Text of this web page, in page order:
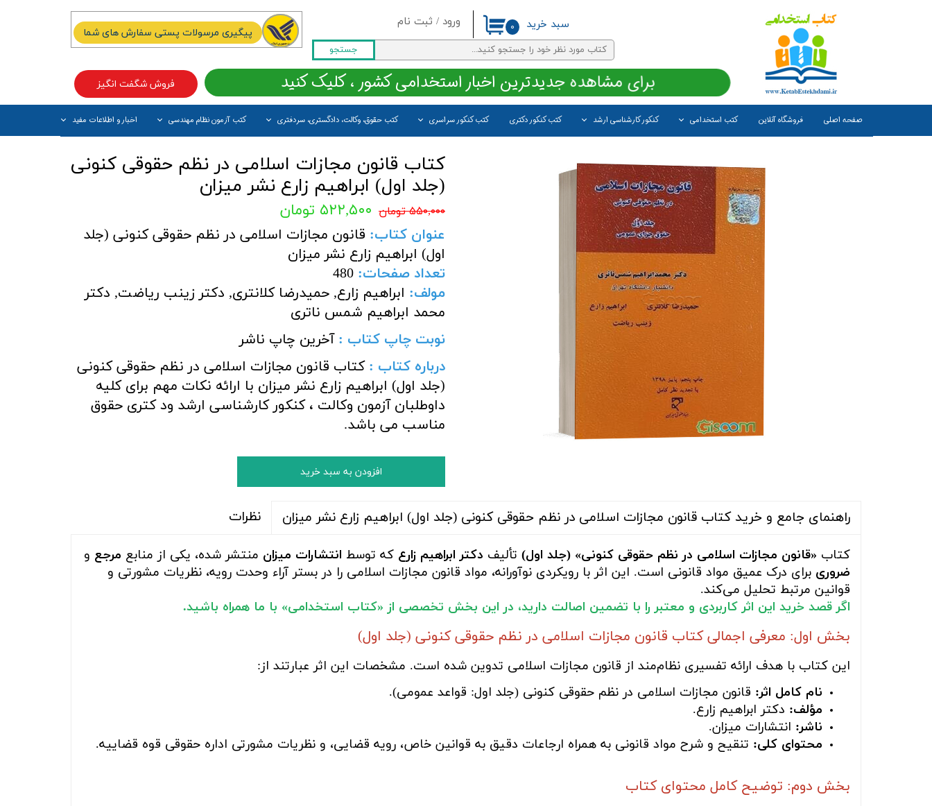
ورود / ثبت نام
حساب کاربری من
تغییر گذر واژه
سفارشات
خروج از حساب کاربری
جستجو
صفحه اصلی فروشگاه آنلاین کتب استخدامی کنکور کارشناسی ارشد کتب کنکور دکتری کتب کنکور سراسری کتب حقوق، وکالت، دادگستری، سردفتری کتب آزمون نظام مهندسی اخبار و اطلاعات مفید
۰ سبد خرید
فروش شگفت انگیز برای مشاهده جدیدترین اخبار استخدامی کشور ، کلیک کنید
پیگیری مرسولات پستی سفارش های شما
کتاب قانون مجازات اسلامی در نظم حقوقی کنونی
(جلد اول) ابراهیم زارع نشر میزان
۵۵۰,۰۰۰ تومان ۵۲۲,۵۰۰ تومان
عنوان کتاب: قانون مجازات اسلامی در نظم حقوقی کنونی (جلد
اول) ابراهیم زارع نشر میزان
تعداد صفحات:
480
مولف: ابراهیم زارع, حمیدرضا کلانتری, دکتر زینب ریاضت, دکتر
محمد ابراهیم شمس ناتری
نوبت چاپ کتاب :آخرین چاپ ناشر
درباره کتاب :کتاب قانون مجازات اسلامی در نظم حقوقی کنونی
(جلد اول) ابراهیم زارع نشر میزان با ارائه نکات مهم برای کلیه
داوطلبان آزمون وکالت ، کنکور کارشناسی ارشد ود کتری حقوق
مناسب می باشد.
افزودن به سبد خرید
راهنمای جامع و خرید کتاب قانون مجازات اسلامی در نظم حقوقی کنونی (جلد اول) ابراهیم زارع نشر میزان نظرات
کتاب «قانون مجازات اسلامی در نظم حقوقی کنونی» (جلد اول) تألیف دکتر ابراهیم زارع که توسط انتشارات میزان منتشر شده، یکی از منابع مرجع و
ضروری برای درک عمیق مواد قانونی است. این اثر با رویکردی نوآورانه، مواد قانون مجازات اسلامی را در بستر آراء وحدت رویه، نظریات مشورتی و
قوانین مرتبط تحلیل می‌کند.
اگر قصد خرید این اثر کاربردی و معتبر را با تضمین اصالت دارید، در این بخش تخصصی از «کتاب استخدامی» با ما همراه باشید.
بخش اول: معرفی اجمالی کتاب قانون مجازات اسلامی در نظم حقوقی کنونی (جلد اول)
این کتاب با هدف ارائه تفسیری نظام‌مند از قانون مجازات اسلامی تدوین شده است. مشخصات این اثر عبارتند از:
نام کامل اثر: قانون مجازات اسلامی در نظم حقوقی کنونی (جلد اول: قواعد عمومی).
مؤلف: دکتر ابراهیم زارع.
ناشر: انتشارات میزان.
محتوای کلی: تنقیح و شرح مواد قانونی به همراه ارجاعات دقیق به قوانین خاص، رویه قضایی، و نظریات مشورتی اداره حقوقی قوه قضاییه.
بخش دوم: توضیح کامل محتوای کتاب